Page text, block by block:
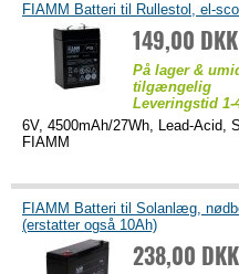
FIAMM Batteri til Rullestol, el-
149,00
På lager &
tilgængelig
Leveringstid 1-
6V, 4500mAh/27Wh, Lead-Acid,
FIAMM
FIAMM Batteri til Solanlæg,
(erstatter også 10Ah)
238,00